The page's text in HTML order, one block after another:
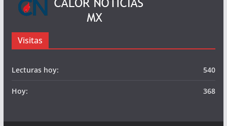
Visitas
540
Lecturas hoy:
368
Hoy: